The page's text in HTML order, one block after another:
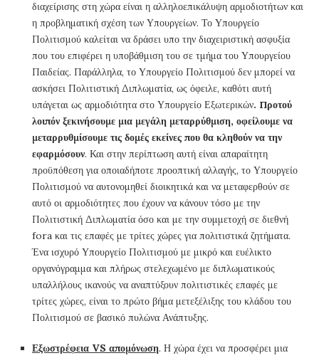
διαχείρισης στη χώρα είναι η αλληλοεπικάλυψη αρμοδιοτήτων και
η προβληματική σχέση των Υπουργείων. Το Υπουργείο
Πολιτισμού καλείται να δράσει υπο την διαχειριστική ασφυξία
που του επιφέρει η υποβάθμιση του σε τμήμα του Υπουργείου
Παιδείας. Παράλληλα, το Υπουργείο Πολιτισμού δεν μπορεί να
ασκήσει Πολιτιστική Διπλωματία, ως όφειλε, καθότι αυτή
υπάγεται ως αρμοδιότητα στο Υπουργείο Εξωτερικών. Προτού
λοιπόν ξεκινήσουμε μια μεγάλη μεταρρύθμιση, οφείλουμε να
μεταρρυθμίσουμε τις δομές εκείνες που θα κληθούν να την
εφαρμόσουν. Και στην περίπτωση αυτή είναι απαραίτητη
προϋπόθεση για οποιαδήποτε προοπτική αλλαγής, το Υπουργείο
Πολιτισμού να αυτονομηθεί διοικητικά και να μεταφερθούν σε
αυτό οι αρμοδιότητες που έχουν να κάνουν τόσο με την
Πολιτιστική Διπλωματία όσο και με την συμμετοχή σε διεθνή
fora και τις επαφές με τρίτες χώρες για πολιτιστικά ζητήματα.
Ένα ισχυρό Υπουργείο Πολιτισμού με μικρό και ευέλικτο
οργανόγραμμα και πλήρως στελεχωμένο με διπλωματικούς
υπαλλήλους ικανούς να αναπτύξουν πολιτιστικές επαφές με
τρίτες χώρες, είναι το πρώτο βήμα μετεξέλιξης του κλάδου του
Πολιτισμού σε βασικό πυλώνα Ανάπτυξης.
Εξωστρέφεια VS απομόνωση. Η χώρα έχει να προσφέρει μια